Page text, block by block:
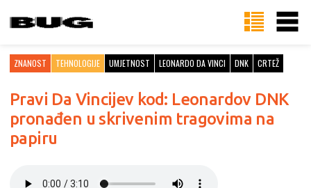
ZNANOST TEHNOLOGIJE UMJETNOST LEONARDO DA VINCI DNK CRTEŽ
Pravi Da Vincijev kod: Leonardov DNK
pronađen u skrivenim tragovima na
papiru